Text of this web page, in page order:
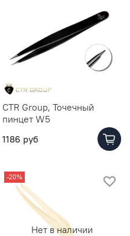
CTR Group, Точечный
пинцет W5
1186 руб
Нет в наличии
-20%